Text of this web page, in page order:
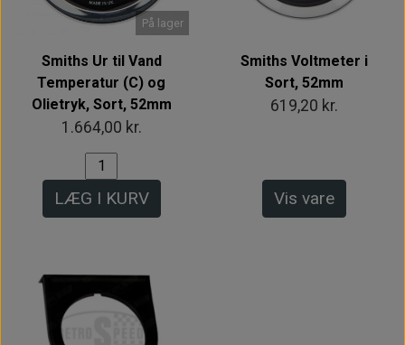
På lager
Smiths Ur til Vand
Temperatur (C) og
Olietryk, Sort, 52mm
1.664,00 kr.
LÆG I KURV
Smiths Voltmeter i
Sort, 52mm
619,20 kr.
Vis vare